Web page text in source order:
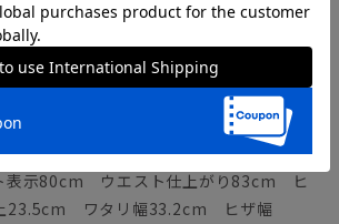
ワタリ幅32.6cm ヒザ幅
バスト100cm ウエスト88.5cm
丈72cm バスト106cm ウエスト
袖丈59.5cm
表示80cm ウエスト仕上がり83cm ヒ
23.5cm ワタリ幅33.2cm ヒザ幅